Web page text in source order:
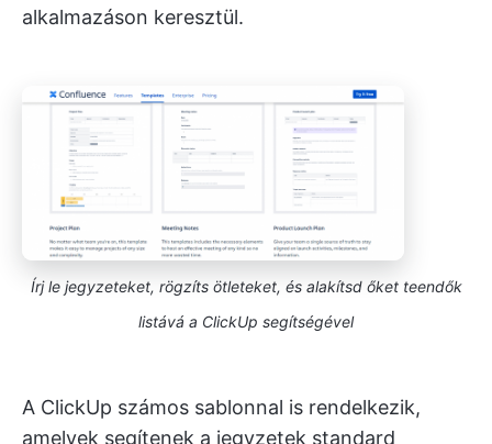
alkalmazáson keresztül.
Írj le jegyzeteket, rögzíts ötleteket, és alakítsd őket teendők
listává a ClickUp segítségével
A ClickUp számos sablonnal is rendelkezik,
amelyek segítenek a jegyzetek standard